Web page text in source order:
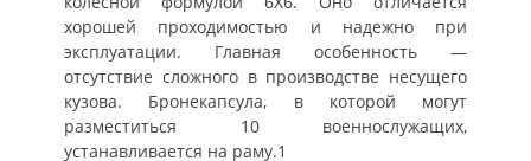
хорошей проходимостью и надежно при
эксплуатации. Главная особенность —
отсутствие сложного в производстве несущего
кузова. Бронекапсула, в которой могут
разместиться 10 военнослужащих,
устанавливается на раму.1